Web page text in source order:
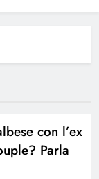
con l’ex
Parla